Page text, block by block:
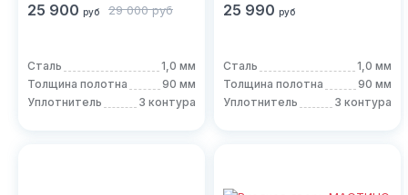
25 900 руб 29 000 руб
Сталь
1,0 мм
Толщина полотна
90 мм
Уплотнитель
3 контура
25 990 руб
Сталь
1,0 мм
Толщина полотна
90 мм
Уплотнитель
3 контура